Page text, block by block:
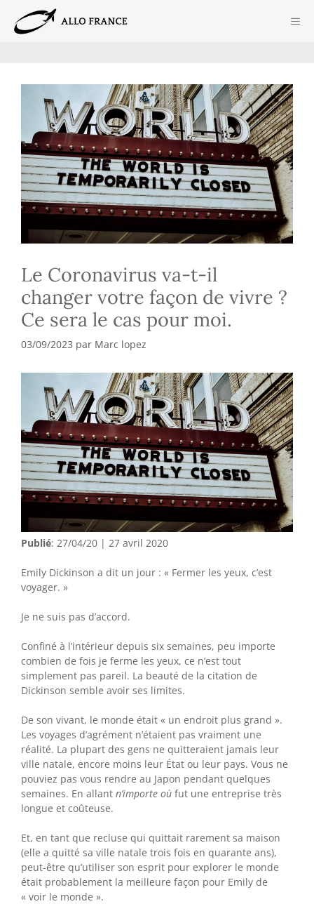
contenu
Le Coronavirus va-t-il
changer votre façon de vivre ?
Ce sera le cas pour moi.
03/09/2023 par Marc lopez
Publié: 27/04/20 | 27 avril 2020
Emily Dickinson a dit un jour : « Fermer les yeux, c’est
voyager. »
Je ne suis pas d’accord.
Confiné à l’intérieur depuis six semaines, peu importe
combien de fois je ferme les yeux, ce n’est tout
simplement pas pareil. La beauté de la citation de
Dickinson semble avoir ses limites.
De son vivant, le monde était « un endroit plus grand ».
Les voyages d’agrément n’étaient pas vraiment une
réalité. La plupart des gens ne quitteraient jamais leur
ville natale, encore moins leur État ou leur pays. Vous ne
pouviez pas vous rendre au Japon pendant quelques
semaines. En allant n’importe où fut une entreprise très
longue et coûteuse.
Et, en tant que recluse qui quittait rarement sa maison
(elle a quitté sa ville natale trois fois en quarante ans),
peut-être qu’utiliser son esprit pour explorer le monde
était probablement la meilleure façon pour Emily de
« voir le monde ».